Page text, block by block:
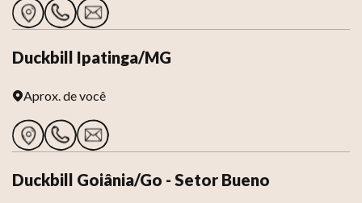
Duckbill Ipatinga/MG
Aprox.de você
Duckbill Goiânia/Go - Setor Bueno